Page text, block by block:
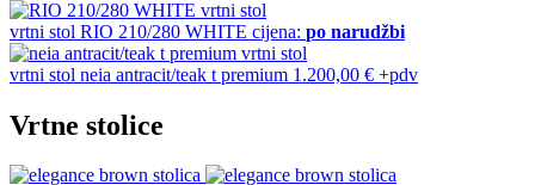
vrtni stol RIO 210/280 WHITE cijena: po narudžbi
vrtni stol neia antracit/teak t premium 1.200,00 € +pdv
Vrtne stolice